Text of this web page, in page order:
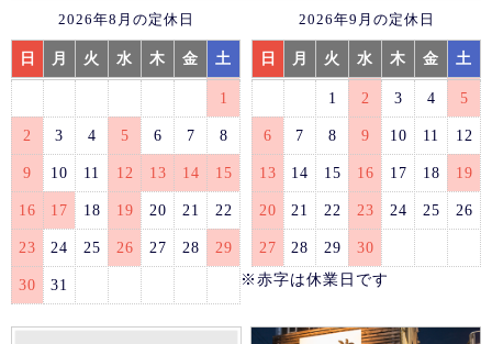
2026年8月の定休日
日 月 火 水 木 金 土
1
2 3 4 5 6 7 8
9 10 11 12 13 14 15
16 17 18 19 20 21 22
23 24 25 26 27 28 29
30 31
2026年9月の定休日
日 月 火 水 木 金 土
1 2 3 4 5
6 7 8 9 10 11 12
13 14 15 16 17 18 19
20 21 22 23 24 25 26
27 28 29
30
※赤字は休業日です